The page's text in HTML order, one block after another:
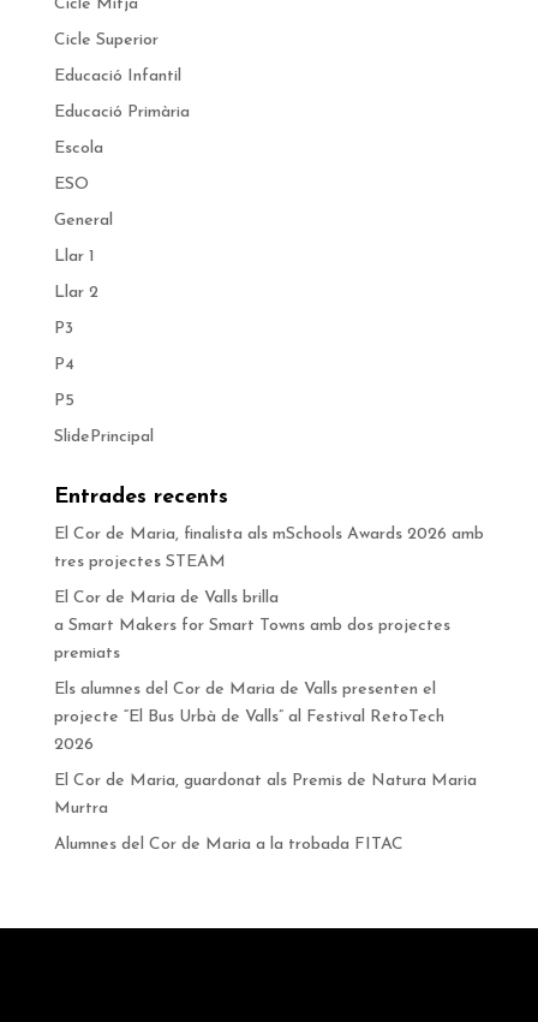
Cicle Mitjà
Cicle Superior
Educació Infantil
Educació Primària
Escola
ESO
General
Llar 1
Llar 2
P3
P4
P5
SlidePrincipal
Entrades recents
El Cor de Maria, finalista als mSchools Awards 2026 amb
tres projectes STEAM
El Cor de Maria de Valls brilla
a Smart Makers for Smart Towns amb dos projectes
premiats
Els alumnes del Cor de Maria de Valls presenten el
projecte “El Bus Urbà de Valls” al Festival RetoTech
2026
El Cor de Maria, guardonat als Premis de Natura Maria
Murtra
Alumnes del Cor de Maria a la trobada FITAC